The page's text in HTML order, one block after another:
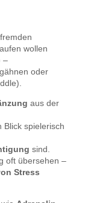
wollen
–
oder
aus der
Blick spielerisch
sind.
oft übersehen –
Stress